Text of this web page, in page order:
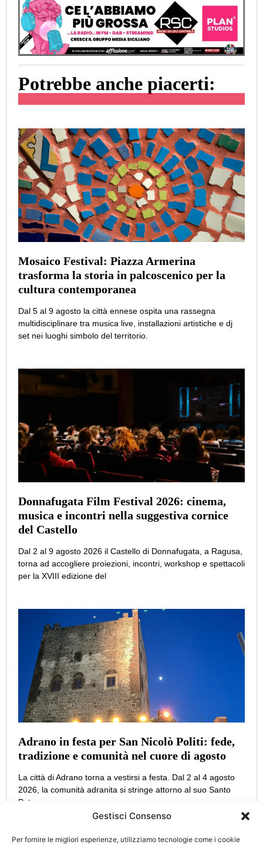
Gestisci Consenso
Per fornire le migliori esperienze, utilizziamo tecnologie come i cookie
Potrebbe anche piacerti:
Mosaico Festival: Piazza Armerina
trasforma la storia in palcoscenico per la
cultura contemporanea
Dal 5 al 9 agosto la città ennese ospita una rassegna
multidisciplinare tra musica live, installazioni artistiche e dj
set nei luoghi simbolo del territorio.
Donnafugata Film Festival 2026: cinema,
musica e incontri nella suggestiva cornice
del Castello
Dal 2 al 9 agosto 2026 il Castello di Donnafugata, a Ragusa,
torna ad accogliere proiezioni, incontri, workshop e spettacoli
per la XVIII edizione del
Adrano in festa per San Nicolò Politi: fede,
tradizione e comunità nel cuore di agosto
La città di Adrano torna a vestirsi a festa. Dal 2 al 4 agosto
2026, la comunità adranita si stringe attorno al suo Santo
Patrono,